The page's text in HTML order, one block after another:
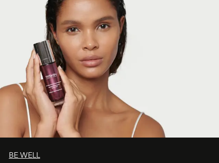
BE WELL